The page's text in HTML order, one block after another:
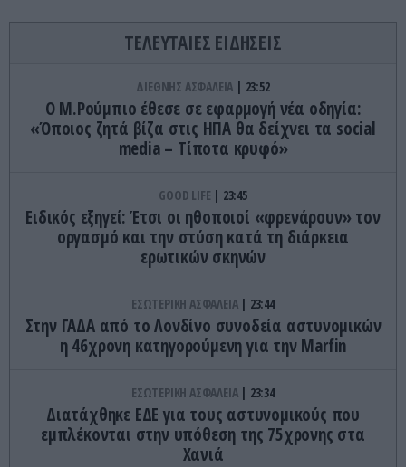
ΤΕΛΕΥΤΑΙΕΣ ΕΙΔΗΣΕΙΣ
ΔΙΕΘΝΗΣ ΑΣΦΑΛΕΙΑ 23:52
Ο Μ.Ρούμπιο έθεσε σε εφαρμογή νέα οδηγία:
«Όποιος ζητά βίζα στις ΗΠΑ θα δείχνει τα social
media – Τίποτα κρυφό»
GOOD LIFE 23:45
Ειδικός εξηγεί: Έτσι οι ηθοποιοί «φρενάρουν» τον
οργασμό και την στύση κατά τη διάρκεια
ερωτικών σκηνών
ΕΣΩΤΕΡΙΚΗ ΑΣΦΑΛΕΙΑ 23:44
Στην ΓΑΔΑ από το Λονδίνο συνοδεία αστυνομικών
η 46χρονη κατηγορούμενη για την Marfin
ΕΣΩΤΕΡΙΚΗ ΑΣΦΑΛΕΙΑ 23:34
Διατάχθηκε ΕΔΕ για τους αστυνομικούς που
εμπλέκονται στην υπόθεση της 75χρονης στα
Χανιά